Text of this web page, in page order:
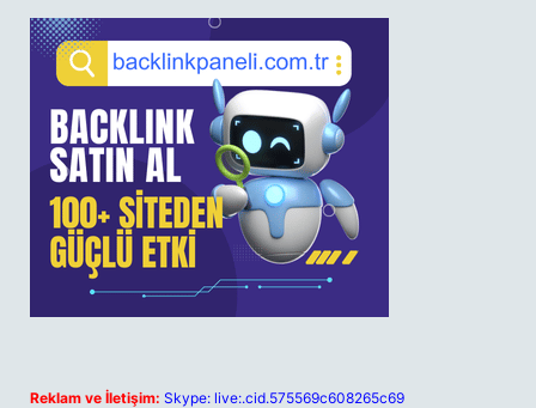
Reklam ve İletişim: Skype: live:.cid.575569c608265c69